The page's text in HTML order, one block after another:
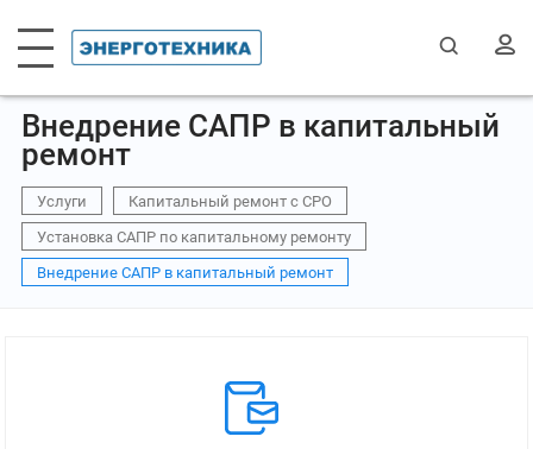
Внедрение САПР в капитальный
ремонт
Услуги
Капитальный ремонт с СРО
Установка САПР по капитальному ремонту
Внедрение САПР в капитальный ремонт